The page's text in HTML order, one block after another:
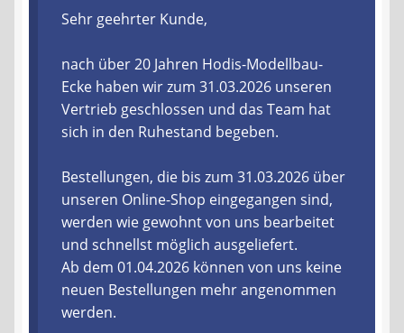
Shop
Warenkorb
Ablauf einer Bestellung
Zahlungsarten
Lieferzeit & Verfügbarkeit
Gutschein
Sehr geehrter Kunde,
nach über 20 Jahren Hodis-Modellbau-
Ecke haben wir zum 31.03.2026 unseren
Vertrieb geschlossen und das Team hat
sich in den Ruhestand begeben.
Bestellungen, die bis zum 31.03.2026 über
unseren Online-Shop eingegangen sind,
werden wie gewohnt von uns bearbeitet
und schnellst möglich ausgeliefert.
Ab dem 01.04.2026 können von uns keine
neuen Bestellungen mehr angenommen
werden.